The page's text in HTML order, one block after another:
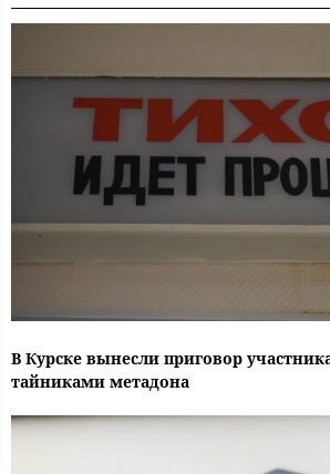
В Курске вынесли приговор
тайниками метадона